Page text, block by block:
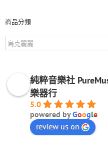
商品分類
純粹音樂社
樂器行
5.0
powered byGoogle
review us on